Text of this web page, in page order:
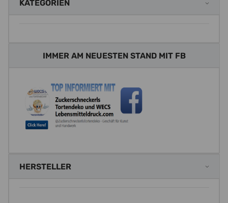
KATEGORIEN
IMMER AM NEUESTEN STAND MIT FB
HERSTELLER